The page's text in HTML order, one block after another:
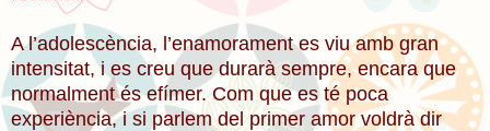
A l’adolescència, l’enamorament es viu amb gran
intensitat, i es creu que durarà sempre, encara que
normalment és efímer. Com que es té poca
experiència, i si parlem del primer amor voldrà dir